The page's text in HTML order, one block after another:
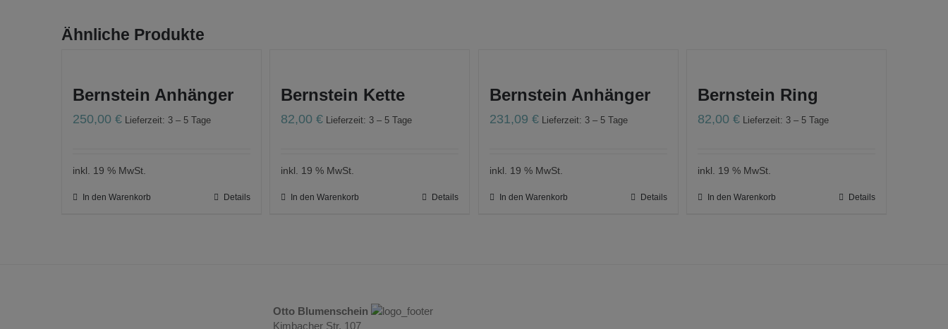
Ähnliche Produkte
Bernstein Anhänger
250,00 € Lieferzeit: 3 – 5 Tage
inkl. 19 % MwSt.
In den Warenkorb Details
Bernstein Kette
82,00€ Lieferzeit: 3 – 5 Tage
inkl. 19 % MwSt.
In den Warenkorb Details
Bernstein Anhänger
231,09 € Lieferzeit: 3 – 5 Tage
inkl. 19 % MwSt.
In den Warenkorb Details
Bernstein Ring
82,00€ Lieferzeit: 3 – 5 Tage
inkl. 19 % MwSt.
In den Warenkorb Details
Otto Blumenschein
Kimbacher Str. 107